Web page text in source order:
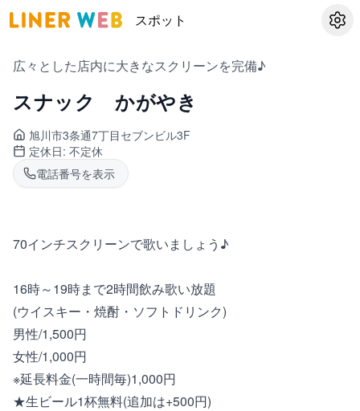
スポット 設定
広々とした店内に大きなスクリーンを完備♪
スナック かがやき
旭川市3条通7丁目セブンビル3F
定休日: 不定休
電話番号を表示
70インチスクリーンで歌いましょう♪
16時～19時まで2時間飲み歌い放題
(ウイスキー・焼酎・ソフトドリンク)
男性/1,500円
女性/1,000円
※延長料金(一時間毎)1,000円
★生ビール1杯無料(追加は+500円)